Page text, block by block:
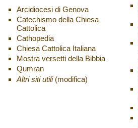
Arcidiocesi di Genova
Catechismo della Chiesa
Cattolica
Cathopedia
Chiesa Cattolica Italiana
Mostra versetti della Bibbia
Qumran
Altri siti utili (modifica)